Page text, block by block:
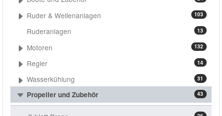
103
Ruder & Wellenanlagen
13
Ruderanlagen
132
Motoren
14
Regler
31
Wasserkühlung
43
Propeller und Zubehör